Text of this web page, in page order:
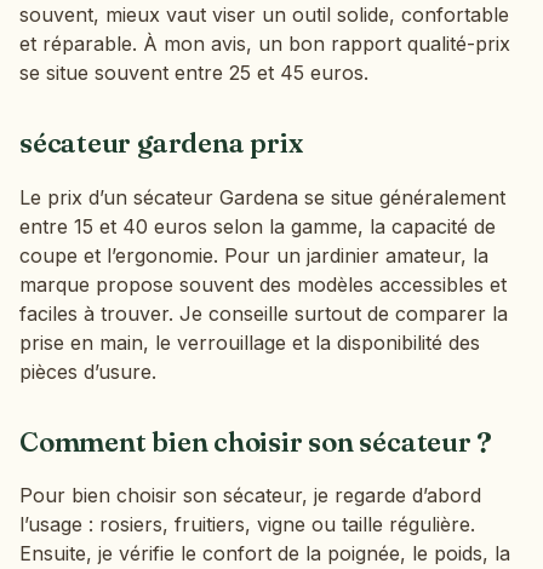
souvent, mieux vaut viser un outil solide, confortable
et réparable. À mon avis, un bon rapport qualité-prix
se situe souvent entre 25 et 45 euros.
sécateur gardena prix
Le prix d’un sécateur Gardena se situe généralement
entre 15 et 40 euros selon la gamme, la capacité de
coupe et l’ergonomie. Pour un jardinier amateur, la
marque propose souvent des modèles accessibles et
faciles à trouver. Je conseille surtout de comparer la
prise en main, le verrouillage et la disponibilité des
pièces d’usure.
Comment bien choisir son sécateur ?
Pour bien choisir son sécateur, je regarde d’abord
l’usage : rosiers, fruitiers, vigne ou taille régulière.
Ensuite, je vérifie le confort de la poignée, le poids, la